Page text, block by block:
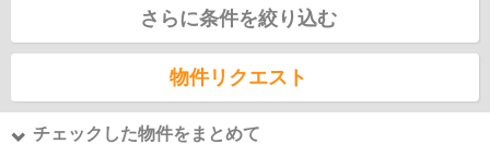
さらに条件を絞り込む
物件リクエスト
チェックした物件をまとめて